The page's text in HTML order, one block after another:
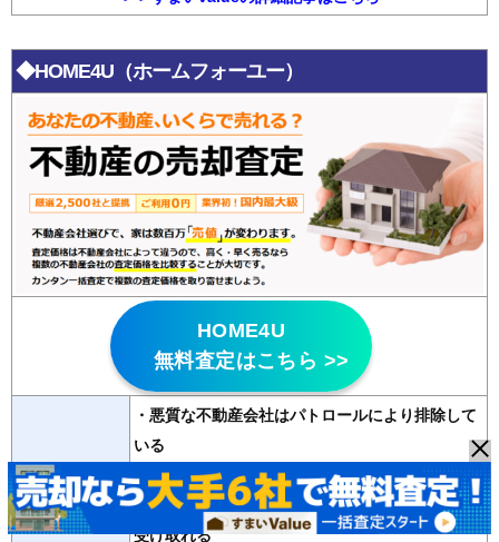
◆HOME4U（ホームフォーユー）
HOME4U
無料査定はこちら >>
特徴
・悪質な不動産会社はパトロールにより排除して
いる
・20年以上の運営歴があり信頼性が高い
・2500社の登録会社から最大6社の査定が無料で
受け取れる